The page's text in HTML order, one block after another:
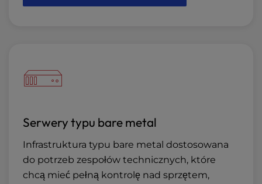
Serwery typu bare metal
Infrastruktura typu bare metal dostosowana
do potrzeb zespołów technicznych, które
chcą mieć pełną kontrolę nad sprzętem,